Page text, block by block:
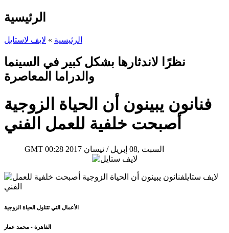
الرئيسية
الرئيسية » لايف لاستايل
نظرًا لاندثارها بشكل كبير في السينما
والدراما المعاصرة
فنانون يبينون أن الحياة الزوجية
أصبحت خلفية للعمل الفني
GMT 00:28 2017 السبت ,08 إبريل / نيسان
الأعمال التي تتناول الحياة الزوجية
القاهرة - محمد عمار